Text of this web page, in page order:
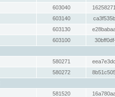
603040
603140
603130
603100
580271
580272
581520